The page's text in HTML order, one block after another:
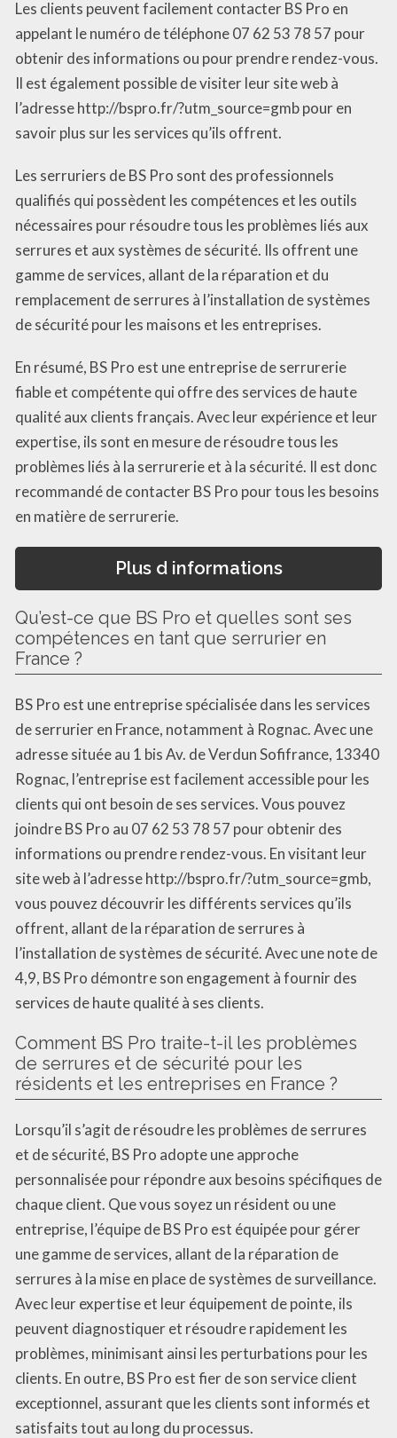
Les clients peuvent facilement contacter BS Pro en
appelant le numéro de téléphone 07 62 53 78 57 pour
obtenir des informations ou pour prendre rendez-vous.
Il est également possible de visiter leur site web à
l’adresse http://bspro.fr/?utm_source=gmb pour en
savoir plus sur les services qu’ils offrent.
Les serruriers de BS Pro sont des professionnels
qualifiés qui possèdent les compétences et les outils
nécessaires pour résoudre tous les problèmes liés aux
serrures et aux systèmes de sécurité. Ils offrent une
gamme de services, allant de la réparation et du
remplacement de serrures à l’installation de systèmes
de sécurité pour les maisons et les entreprises.
En résumé, BS Pro est une entreprise de serrurerie
fiable et compétente qui offre des services de haute
qualité aux clients français. Avec leur expérience et leur
expertise, ils sont en mesure de résoudre tous les
problèmes liés à la serrurerie et à la sécurité. Il est donc
recommandé de contacter BS Pro pour tous les besoins
en matière de serrurerie.
Plus d informations
Qu’est-ce que BS Pro et quelles sont ses
compétences en tant que serrurier en
France ?
BS Pro est une entreprise spécialisée dans les services
de serrurier en France, notamment à Rognac. Avec une
adresse située au 1 bis Av. de Verdun Sofifrance, 13340
Rognac, l’entreprise est facilement accessible pour les
clients qui ont besoin de ses services. Vous pouvez
joindre BS Pro au 07 62 53 78 57 pour obtenir des
informations ou prendre rendez-vous. En visitant leur
site web à l’adresse http://bspro.fr/?utm_source=gmb,
vous pouvez découvrir les différents services qu’ils
offrent, allant de la réparation de serrures à
l’installation de systèmes de sécurité. Avec une note de
4,9, BS Pro démontre son engagement à fournir des
services de haute qualité à ses clients.
Comment BS Pro traite-t-il les problèmes
de serrures et de sécurité pour les
résidents et les entreprises en France ?
Lorsqu’il s’agit de résoudre les problèmes de serrures
et de sécurité, BS Pro adopte une approche
personnalisée pour répondre aux besoins spécifiques de
chaque client. Que vous soyez un résident ou une
entreprise, l’équipe de BS Pro est équipée pour gérer
une gamme de services, allant de la réparation de
serrures à la mise en place de systèmes de surveillance.
Avec leur expertise et leur équipement de pointe, ils
peuvent diagnostiquer et résoudre rapidement les
problèmes, minimisant ainsi les perturbations pour les
clients. En outre, BS Pro est fier de son service client
exceptionnel, assurant que les clients sont informés et
satisfaits tout au long du processus.